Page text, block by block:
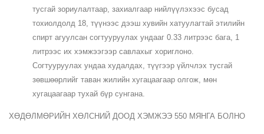
тусгай зориулалтаар, захиалгаар нийлүүлэхээс бусад
тохиолдолд 18, түүнээс дээш хувийн хатуулагтай этилийн
спирт агуулсан согтууруулах ундааг 0.33 литрээс бага, 1
литрээс их хэмжээгээр савлахыг хориглоно.
Согтууруулах ундаа худалдах, түүгээр үйлчлэх тусгай
зөвшөөрлийг таван жилийн хугацаагаар олгож, мөн
хугацаагаар тухай бүр сунгана.
ХӨДӨЛМӨРИЙН ХӨЛСНИЙ ДООД ХЭМЖЭЭ 550 МЯНГА БОЛНО